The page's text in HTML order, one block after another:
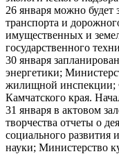
26 января можно будет
транспорта и
имущественных и
государственного
30 января
энергетики;
жилищной инспекции;
Камчатского края.
31 января в актовом
творчества отчеты о
социального развития
науки; Министерство